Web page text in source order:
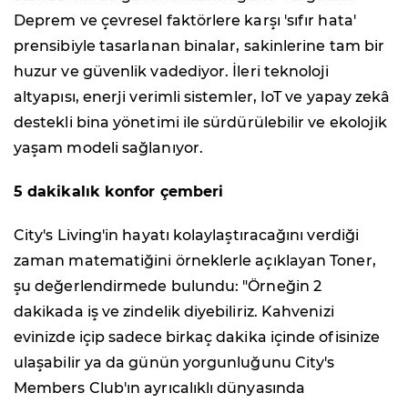
Deprem ve çevresel faktörlere karşı 'sıfır hata'
prensibiyle tasarlanan binalar, sakinlerine tam bir
huzur ve güvenlik vadediyor. İleri teknoloji
altyapısı, enerji verimli sistemler, IoT ve yapay zekâ
destekli bina yönetimi ile sürdürülebilir ve ekolojik
yaşam modeli sağlanıyor.
5 dakikalık konfor çemberi
City's Living'in hayatı kolaylaştıracağını verdiği
zaman matematiğini örneklerle açıklayan Toner,
şu değerlendirmede bulundu: "Örneğin 2
dakikada iş ve zindelik diyebiliriz. Kahvenizi
evinizde içip sadece birkaç dakika içinde ofisinize
ulaşabilir ya da günün yorgunluğunu City's
Members Club'ın ayrıcalıklı dünyasında